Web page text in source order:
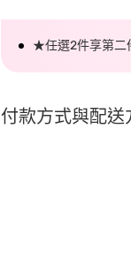
★任選2件享第二
付款方式與配送